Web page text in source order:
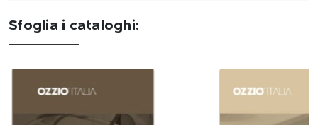
Sfoglia i cataloghi: